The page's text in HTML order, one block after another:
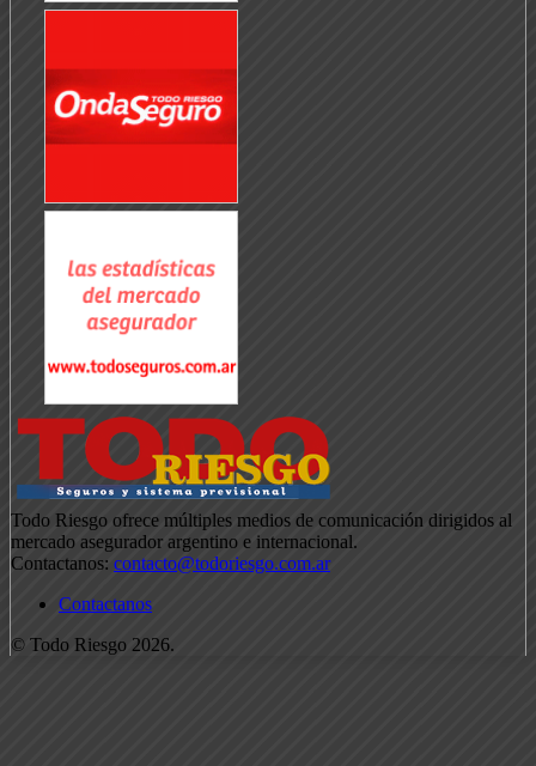
Todo Riesgo ofrece múltiples medios de comunicación dirigidos al
mercado asegurador argentino e internacional.
Contactanos: contacto@todoriesgo.com.ar
Contactanos
© Todo Riesgo 2026.